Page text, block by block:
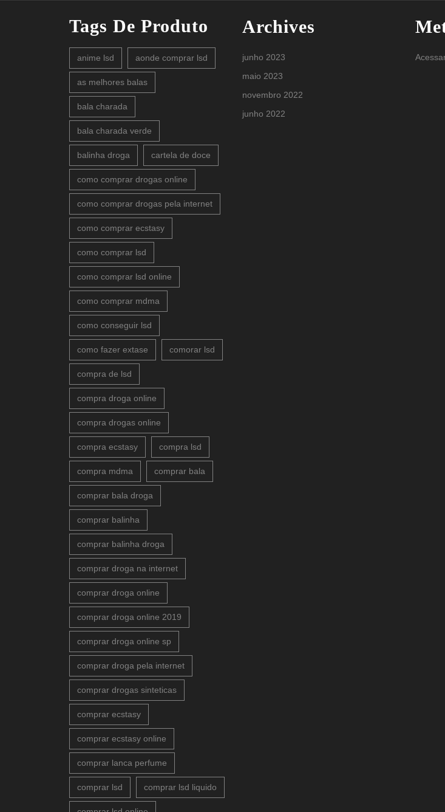
Tags De Produto
anime lsd aonde comprar lsd
as melhores balas
bala charada
bala charada verde
balinha droga cartela de doce
como comprar drogas online
como comprar drogas pela internet
como comprar ecstasy
como comprar lsd
como comprar lsd online
como comprar mdma
como conseguir lsd
como fazer extase comorar lsd
compra de lsd
compra droga online
compra drogas online
compra ecstasy compra lsd
compra mdma comprar bala
comprar bala droga
comprar balinha
comprar balinha droga
comprar droga na internet
comprar droga online
comprar droga online 2019
comprar droga online sp
comprar droga pela internet
comprar drogas sinteticas
comprar ecstasy
comprar ecstasy online
comprar lanca perfume
comprar lsd comprar lsd liquido
Archives
junho 2023
maio 2023
novembro 2022
junho 2022